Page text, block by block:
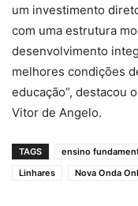
um investimento
com uma estrutura
desenvolvimento
melhores condições
educação”, destacou
Vitor de Angelo.
TAGS ensino
Linhares
Nova Onda